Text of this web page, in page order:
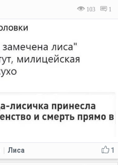
103 1
1
Лиса